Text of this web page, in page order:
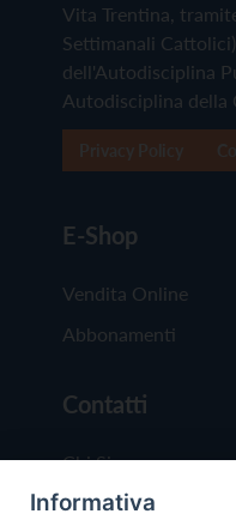
Vita Trentina,
Settimanali
dell'Autodisciplina
Autodisciplina della
E-Shop
Vendita Online
Abbonamenti
Contatti
Chi Siamo
Redazione
Informativa